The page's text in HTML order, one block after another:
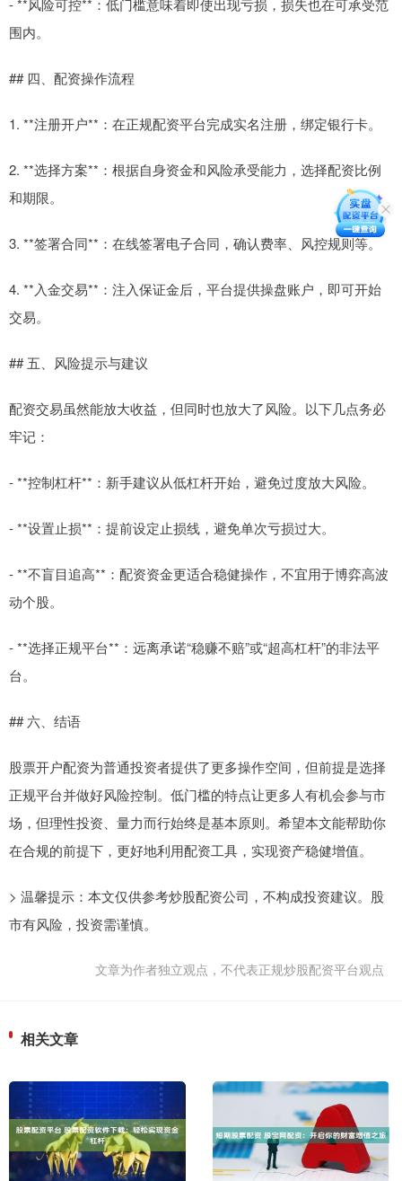
- **风险可控**：低门槛意味着即使出现亏损，损失也在可承受范
围内。
## 四、配资操作流程
1. **注册开户**：在正规配资平台完成实名注册，绑定银行卡。
2. **选择方案**：根据自身资金和风险承受能力，选择配资比例
和期限。
3. **签署合同**：在线签署电子合同，确认费率、风控规则等。
4. **入金交易**：注入保证金后，平台提供操盘账户，即可开始
交易。
## 五、风险提示与建议
配资交易虽然能放大收益，但同时也放大了风险。以下几点务必
牢记：
- **控制杠杆**：新手建议从低杠杆开始，避免过度放大风险。
- **设置止损**：提前设定止损线，避免单次亏损过大。
- **不盲目追高**：配资资金更适合稳健操作，不宜用于博弈高波
动个股。
- **选择正规平台**：远离承诺“稳赚不赔”或“超高杠杆”的非法平
台。
## 六、结语
股票开户配资为普通投资者提供了更多操作空间，但前提是选择
正规平台并做好风险控制。低门槛的特点让更多人有机会参与市
场，但理性投资、量力而行始终是基本原则。希望本文能帮助你
在合规的前提下，更好地利用配资工具，实现资产稳健增值。
> 温馨提示：本文仅供参考炒股配资公司，不构成投资建议。股
市有风险，投资需谨慎。
文章为作者独立观点，不代表正规炒股配资平台观点
相关文章